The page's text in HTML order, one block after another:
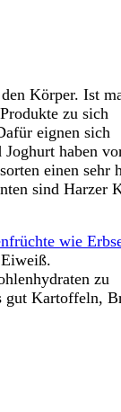
Körper. Ist
zu sich
eignen sich
haben
einen sehr
sind Harzer
wie
zu
gut Kartoffeln,